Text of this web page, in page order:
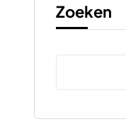
Zoeken